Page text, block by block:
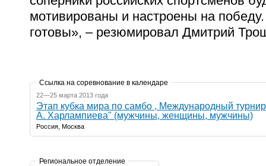
мотивированы и настроены на
готовы», – резюмировал Дмитрий
Ссылка на соревнование в календаре
22—25 марта 2013 года
Этап кубка мира по самбо , Международный
А. Харлампиева" (мужчины, женщины, мужчины)
Россия, Москва
Региональное отделение